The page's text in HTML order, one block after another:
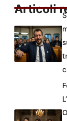
Articoli